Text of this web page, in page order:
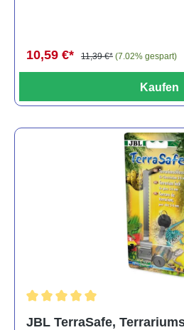
10,59 €* 11,39 €* (7.02% gespart)
Kaufen
JBL TerraSafe,